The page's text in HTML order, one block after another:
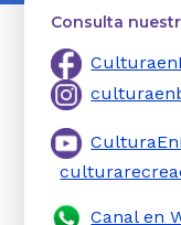
Consulta
Canal en